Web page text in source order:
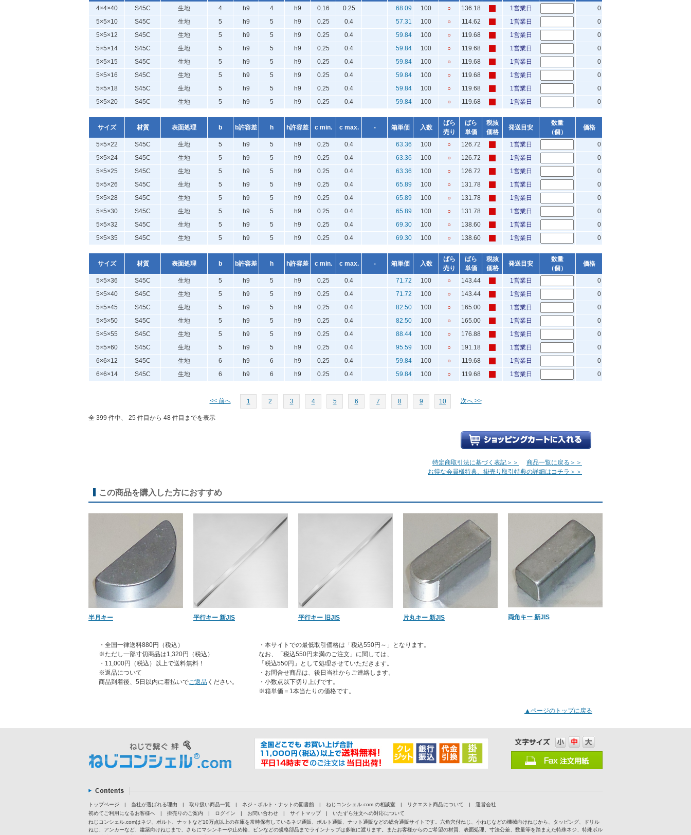
4×4×40 S45C 生地 4 h9 4 h9 0.16 0.25 68.09 100 ○ 136.18 1営業日
0
5×5×10
S45C 生地 5 h9 5 h9 0.25 0.4 57.31 100 ○ 114.62 1営業日
0
5×5×12
S45C 生地 5 h9 5 h9 0.25 0.4 59.84 100 ○ 119.68 1営業日
0
5×5×14
S45C 生地 5 h9 5 h9 0.25 0.4 59.84 100 ○ 119.68 1営業日
0
5×5×15
S45C 生地 5 h9 5 h9 0.25 0.4 59.84 100 ○ 119.68 1営業日
0
5×5×16
S45C 生地 5 h9 5 h9 0.25 0.4 59.84 100 ○ 119.68 1営業日
0
5×5×18
S45C 生地 5 h9 5 h9 0.25 0.4 59.84 100 ○ 119.68 1営業日
0
5×5×20
S45C 生地 5 h9 5 h9 0.25 0.4 59.84 100 ○ 119.68 1営業日 0
サイズ 材質 表面処理 b b許容差 h h許容差 c min. c max. - 箱単価 入数
ばら
売り
ばら
単価
税抜
価格
発送目安
数量
（個）
価格
5×5×22 S45C 生地 5 h9 5 h9 0.25 0.4 63.36 100 ○ 126.72 1営業日
0
5×5×24
S45C 生地 5 h9 5 h9 0.25 0.4 63.36 100 ○ 126.72 1営業日
0
5×5×25
S45C 生地 5 h9 5 h9 0.25 0.4 63.36 100 ○ 126.72 1営業日
0
5×5×26
S45C 生地 5 h9 5 h9 0.25 0.4 65.89 100 ○ 131.78 1営業日
0
5×5×28
S45C 生地 5 h9 5 h9 0.25 0.4 65.89 100 ○ 131.78 1営業日
0
5×5×30
S45C 生地 5 h9 5 h9 0.25 0.4 65.89 100 ○ 131.78 1営業日
0
5×5×32
S45C 生地 5 h9 5 h9 0.25 0.4 69.30 100 ○ 138.60 1営業日
0
5×5×35
S45C 生地 5 h9 5 h9 0.25 0.4 69.30 100 ○ 138.60 1営業日 0
サイズ 材質 表面処理 b b許容差 h h許容差 c min. c max. - 箱単価 入数
ばら
売り
ばら
単価
税抜
価格
発送目安
数量
（個）
価格
5×5×36 S45C 生地 5 h9 5 h9 0.25 0.4 71.72 100 ○ 143.44 1営業日
0
5×5×40
S45C 生地 5 h9 5 h9 0.25 0.4 71.72 100 ○ 143.44 1営業日
0
5×5×45
S45C 生地 5 h9 5 h9 0.25 0.4 82.50 100 ○ 165.00 1営業日
0
5×5×50
S45C 生地 5 h9 5 h9 0.25 0.4 82.50 100 ○ 165.00 1営業日
0
5×5×55
S45C 生地 5 h9 5 h9 0.25 0.4 88.44 100 ○ 176.88 1営業日
0
5×5×60
S45C 生地 5 h9 5 h9 0.25 0.4 95.59 100 ○ 191.18 1営業日
0
6×6×12
S45C 生地 6 h9 6 h9 0.25 0.4 59.84 100 ○ 119.68 1営業日
0
6×6×14
S45C 生地 6 h9 6 h9 0.25 0.4 59.84 100 ○ 119.68 1営業日 0
<< 前へ 1 2 3 4 5 6 7 8 9 10 次へ >>
全 399 件中、 25 件目から 48 件目までを表示
特定商取引法に基づく表記＞＞
商品一覧に戻る＞＞
お得な会員様特典、掛売り取引特典の詳細はコチラ＞＞
この商品を購入した方におすすめ
半月キー 平行キー 新JIS 平行キー 旧JIS 片丸キー 新JIS 両角キー 新JIS
・全国一律送料880円（税込）
※ただし一部寸切商品は1,320円（税込）
・11,000円（税込）以上で送料無料！
※返品について
商品到着後、5日以内に着払いでご返品 ください。
・本サイトでの最低取引価格は「税込550円～」となります。
なお、「税込550円未満のご注文」に関しては、
「税込550円」として処理させていただきます。
・お問合せ商品は、後日当社からご連絡します。
・小数点以下切り上げです。
※箱単価＝1本当たりの価格です。
▲ページのトップに戻る
トップページ | 当社が選ばれる理由 | 取り扱い商品一覧 | ネジ・ボルト・ナットの図書館 | ねじコンシェル.com の相談室 | リクエスト商品について |
運営会社
初めてご利用になるお客様へ
| 掛売りのご案内 | ログイン | お問い合わせ | サイトマップ |
いたずら注文への対応について
ねじコンシェル.comはネジ、ボルト、ナットなど10万点以上の在庫を常時保有しているネジ通販、ボルト通販、ナット通販などの総合通販サイトです。六角穴付ねじ、小ねじなどの機械向けねじから、タッピング、ドリル
ねじ、アンカーなど、建築向けねじまで、さらにマシンキーや止め輪、ピンなどの規格部品までラインナップは多岐に渡ります。またお客様からのご希望の材質、表面処理、寸法公差、数量等を踏まえた特殊ネジ、特殊ボル